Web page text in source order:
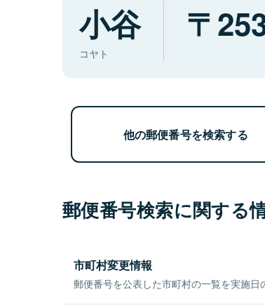
小谷
コヤト
他の郵便番号を検索する
郵便番号検索に関する
市町村変更情報
郵便番号を公表した市町村の一覧を実施日